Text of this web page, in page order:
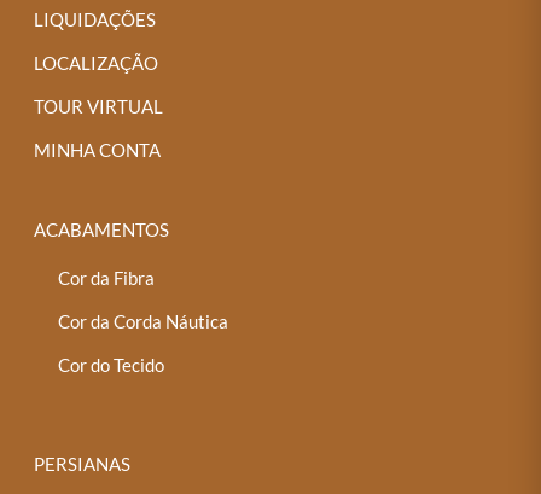
LIQUIDAÇÕES
LOCALIZAÇÃO
TOUR VIRTUAL
MINHA CONTA
ACABAMENTOS
Cor da Fibra
Cor da Corda Náutica
Cor do Tecido
PERSIANAS